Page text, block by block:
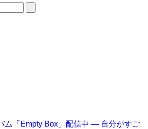
ム「Empty Box」配信中 ― 自分がすご